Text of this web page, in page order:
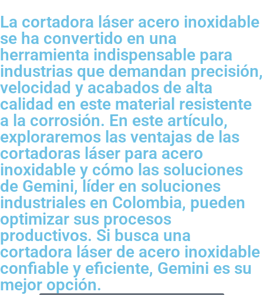
La cortadora láser acero inoxidable
se ha convertido en una
herramienta indispensable para
industrias que demandan precisión,
velocidad y acabados de alta
calidad en este material resistente
a la corrosión. En este artículo,
exploraremos las ventajas de las
cortadoras láser para acero
inoxidable y cómo las soluciones
de Gemini, líder en soluciones
industriales en Colombia, pueden
optimizar sus procesos
productivos. Si busca una
cortadora láser de acero inoxidable
confiable y eficiente, Gemini es su
mejor opción.